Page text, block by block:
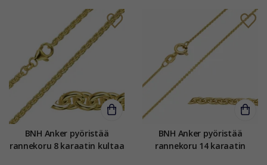
BNH Anker pyöristää
rannekoru 8 karaatin kultaa
BNH Anker pyöristää
rannekoru 14 karaatin